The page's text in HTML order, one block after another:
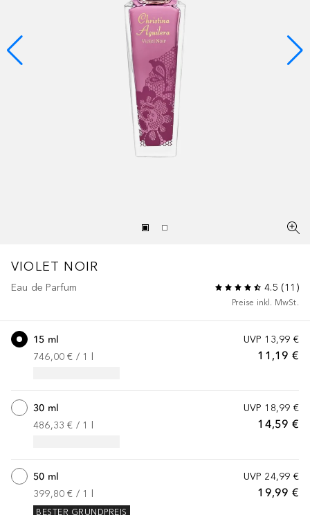
VIOLET NOIR
Eau de Parfum 4.5 (11 )
Preise inkl. MwSt.
UVP 13,99 €
11,19 €
15 ml
746,00 € / 1
UVP 18,99 €
14,59 €
30 ml
486,33 € / 1
UVP 24,99 €
19,99 €
50 ml
399,80 € / 1
BESTER GRUNDPREIS